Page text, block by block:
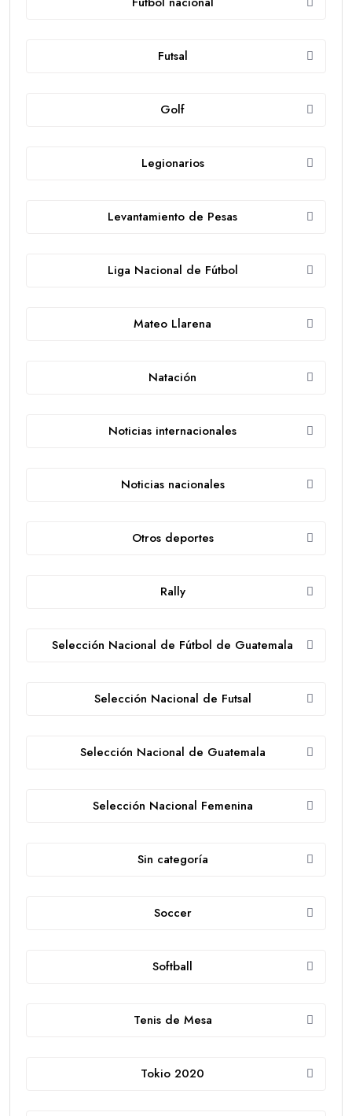
Futsal
Golf
Legionarios
Levantamiento de Pesas
Liga Nacional de Fútbol
Mateo Llarena
Natación
Noticias internacionales
Noticias nacionales
Otros deportes
Rally
Selección Nacional de Fútbol de Guatemala
Selección Nacional de Futsal
Selección Nacional de Guatemala
Selección Nacional Femenina
Sin categoría
Soccer
Softball
Tenis de Mesa
Tokio 2020